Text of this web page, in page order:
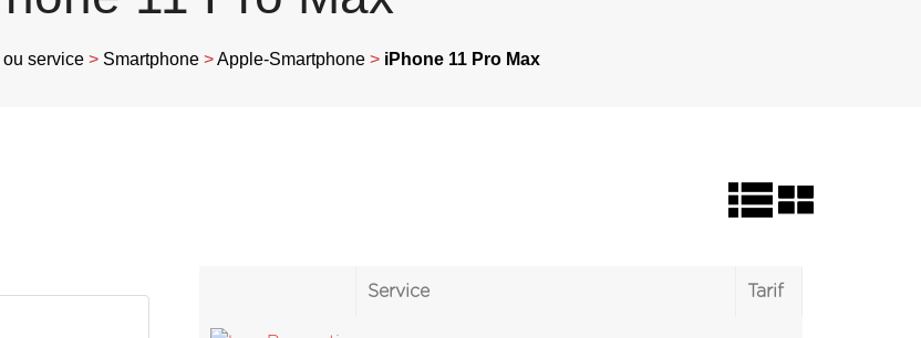
service > Smartphone >Apple-Smartphone > iPhone 11 Pro Max
Service Tarif